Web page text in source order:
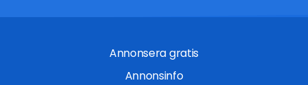
Annonsera gratis
Annonsinfo